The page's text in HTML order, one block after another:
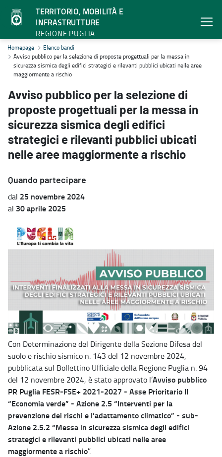
TERRITORIO, MOBILITÀ E
INFRASTRUTTURE
REGIONE PUGLIA
Avviso pubblico per la selezione di proposte progettuali per la
Homepage
Elenco bandi
Avviso pubblico per la selezione di proposte progettuali per la messa in
sicurezza sismica degli edifici strategici e rilevanti pubblici ubicati nelle aree
maggiormente a rischio
Avviso pubblico per la selezione di
proposte progettuali per la messa in
sicurezza sismica degli edifici
strategici e rilevanti pubblici ubicati
nelle aree maggiormente a rischio
Quando partecipare
dal 25 novembre 2024
al 30 aprile 2025
Con Determinazione del Dirigente della Sezione Difesa del
suolo e rischio sismico n. 143 del 12 novembre 2024,
pubblicata sul Bollettino Ufficiale della Regione Puglia n. 94
del 12 novembre 2024, è stato approvato l’Avviso pubblico
PR Puglia FESR-FSE+ 2021-2027 - Asse Prioritario II
“Economia verde” - Azione 2.5 “Interventi per la
prevenzione dei rischi e l’adattamento climatico” - sub-
Azione 2.5.2 “Messa in sicurezza sismica degli edifici
strategici e rilevanti pubblici ubicati nelle aree
maggiormente a rischio”.